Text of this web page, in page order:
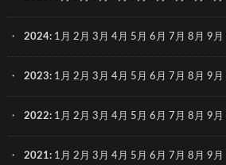
2024: 1月 2月 3月 4月 5月 6月 7月 8月 9月
2023: 1月 2月 3月 4月 5月 6月 7月 8月 9月
2022: 1月 2月 3月 4月 5月 6月 7月 8月 9月
2021: 1月 2月 3月 4月 5月 6月 7月 8月 9月